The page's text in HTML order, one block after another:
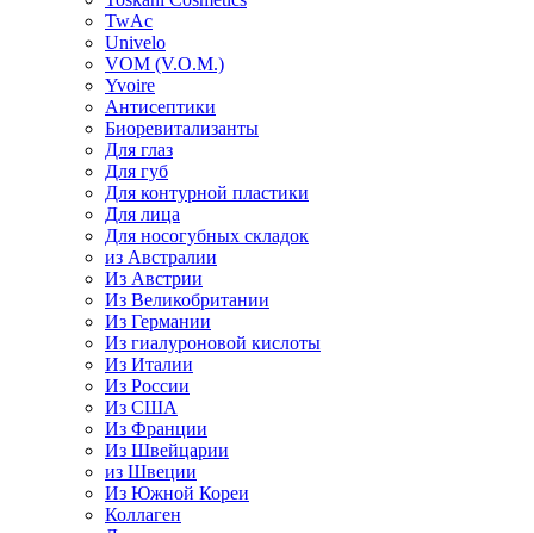
TwAc
Univelo
VOM (V.O.M.)
Yvoire
Антисептики
Биоревитализанты
Для глаз
Для губ
Для контурной пластики
Для лица
Для носогубных складок
из Австралии
Из Австрии
Из Великобритании
Из Германии
Из гиалуроновой кислоты
Из Италии
Из России
Из США
Из Франции
Из Швейцарии
из Швеции
Из Южной Кореи
Коллаген